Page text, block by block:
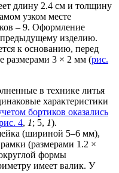
длину 2.4 см и толщину
узком месте
– 9. Оформление
изделию.
к основанию, перед
размерами 3 × 2 мм (рис.
в технике литья
характеристики
бортиков оказались
4, 1; 5, 1).
(шириной 5–6 мм),
(размерами 1.2 ×
формы
имеет валик. У